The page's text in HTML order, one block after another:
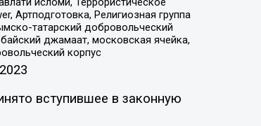
Религиозная группа
татарский добровольческий
джамаат, московская ячейка,
корпус
вступившее в законную